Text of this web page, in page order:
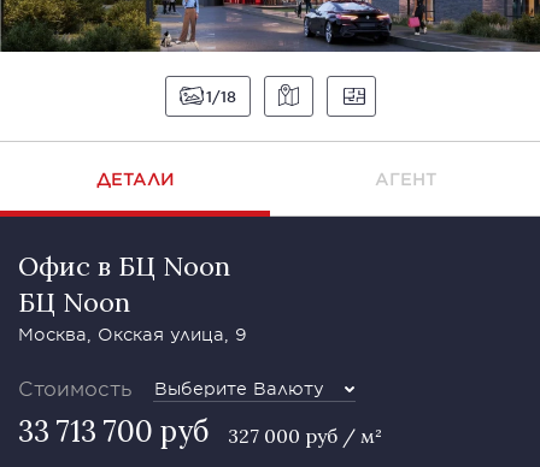
1 18
ДЕТАЛИ АГЕНТ
Офис в БЦ Noon
БЦ Noon
Москва, Окская улица, 9
Стоимость Выберите Валюту
33 713 700 руб 327 000 руб / м²